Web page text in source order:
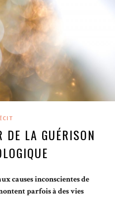
LA GUÉRISON
causes inconscientes de
parfois à des vies